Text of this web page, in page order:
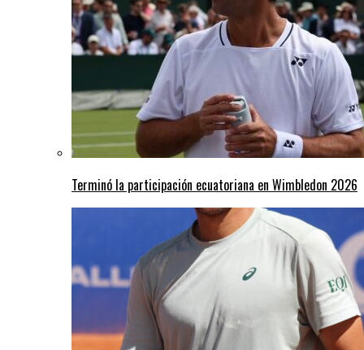
Terminó la participación ecuatoriana en Wimbledon 2026